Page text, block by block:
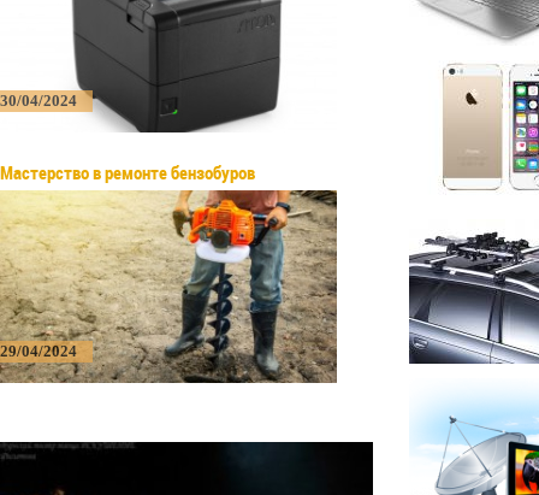
30/04/2024
Мастерство в ремонте бензобуров
29/04/2024